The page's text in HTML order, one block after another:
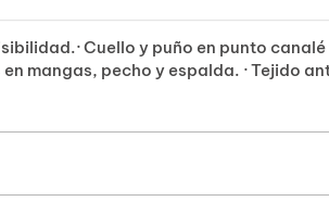
Cuello y puño en punto canalé
mangas, pecho y espalda. · Tejido